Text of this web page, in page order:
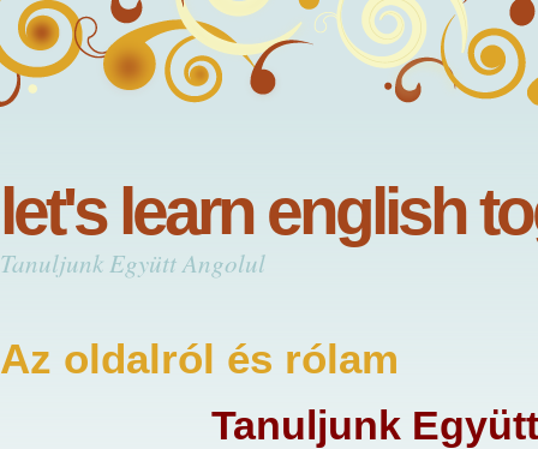
let's learn english
Tanuljunk Együtt Angolul
Az oldalról és rólam
Tanuljunk